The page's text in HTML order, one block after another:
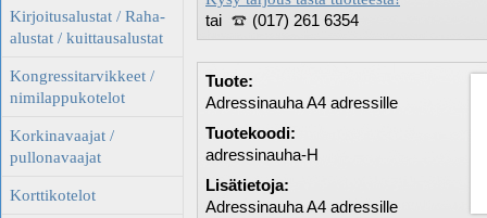
Kirjoitusalustat / Raha-
alustat / kuittausalustat
Kongressitarvikkeet /
nimilappukotelot
Korkinavaajat /
pullonavaajat
Korttikotelot
tai (017) 261 6354
Tuote:
Adressinauha A4 adressille
Tuotekoodi:
adressinauha-H
Lisätietoja:
Adressinauha A4 adressille